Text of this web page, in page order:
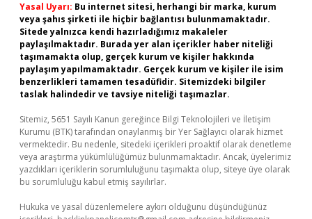
Yasal Uyarı: Bu internet sitesi, herhangi bir marka, kurum
veya şahıs şirketi ile hiçbir bağlantısı bulunmamaktadır.
Sitede yalnızca kendi hazırladığımız makaleler
paylaşılmaktadır. Burada yer alan içerikler haber niteliği
taşımamakta olup, gerçek kurum ve kişiler hakkında
paylaşım yapılmamaktadır. Gerçek kurum ve kişiler ile isim
benzerlikleri tamamen tesadüfidir. Sitemizdeki bilgiler
taslak halindedir ve tavsiye niteliği taşımazlar.
Sitemiz, 5651 Sayılı Kanun gereğince Bilgi Teknolojileri ve İletişim
Kurumu (BTK) tarafından onaylanmış bir Yer Sağlayıcı olarak hizmet
vermektedir. Bu nedenle, sitedeki içerikleri proaktif olarak denetleme
veya araştırma yükümlülüğümüz bulunmamaktadır. Ancak, üyelerimiz
yazdıkları içeriklerin sorumluluğunu taşımakta olup, siteye üye olarak
bu sorumluluğu kabul etmiş sayılırlar.
Hukuka ve yasal düzenlemelere aykırı olduğunu düşündüğünüz